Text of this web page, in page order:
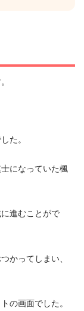
た。
になっていた楓
進むことがで
かってしまい、
の画面でした。